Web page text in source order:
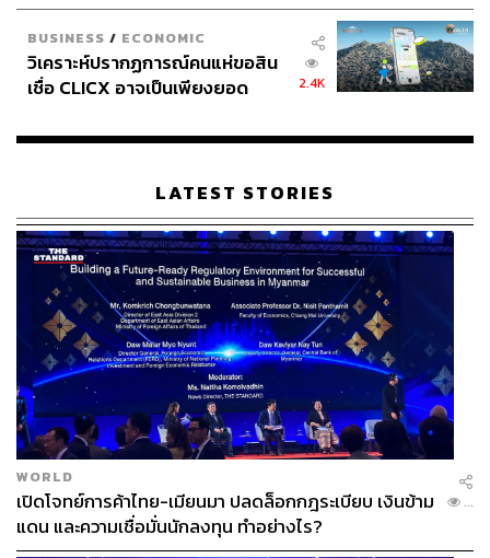
BUSINESS / ECONOMIC
วิเคราะห์ปรากฏการณ์คนแห่ขอสิน
เชื่อ CLICX อาจเป็นเพียงยอด
เรือนไทยที่ถูกซุกไว้
2.4K
LATEST STORIES
WORLD
เปิดโจทย์การค้าไทย-เมียนมา ปลดล็อกกฎระเบียบ เงินข้าม
แดน และความเชื่อมั่นนักลงทุน ทำอย่างไร?
...